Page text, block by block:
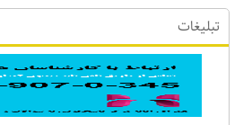
تبلیغات